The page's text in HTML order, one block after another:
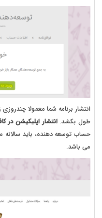
انتشار برنامه شما معمولا
طول بکشد.انتشار اپلیکیشن در
می باشد.